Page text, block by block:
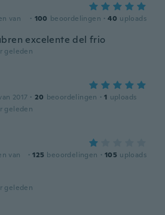
van
· 100 beoordelingen · 40 uploads
excelente del frio
geleden
2017 · 20 beoordelingen · 1 uploads
geleden
van
· 125 beoordelingen · 105 uploads
geleden